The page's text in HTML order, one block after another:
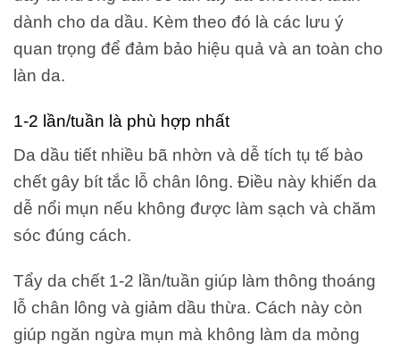
dành cho da dầu. Kèm theo đó là các lưu ý
quan trọng để đảm bảo hiệu quả và an toàn cho
làn da.
1-2 lần/tuần là phù hợp nhất
Da dầu tiết nhiều bã nhờn và dễ tích tụ tế bào
chết gây bít tắc lỗ chân lông. Điều này khiến da
dễ nổi mụn nếu không được làm sạch và chăm
sóc đúng cách.
Tẩy da chết 1-2 lần/tuần giúp làm thông thoáng
lỗ chân lông và giảm dầu thừa. Cách này còn
giúp ngăn ngừa mụn mà không làm da mỏng